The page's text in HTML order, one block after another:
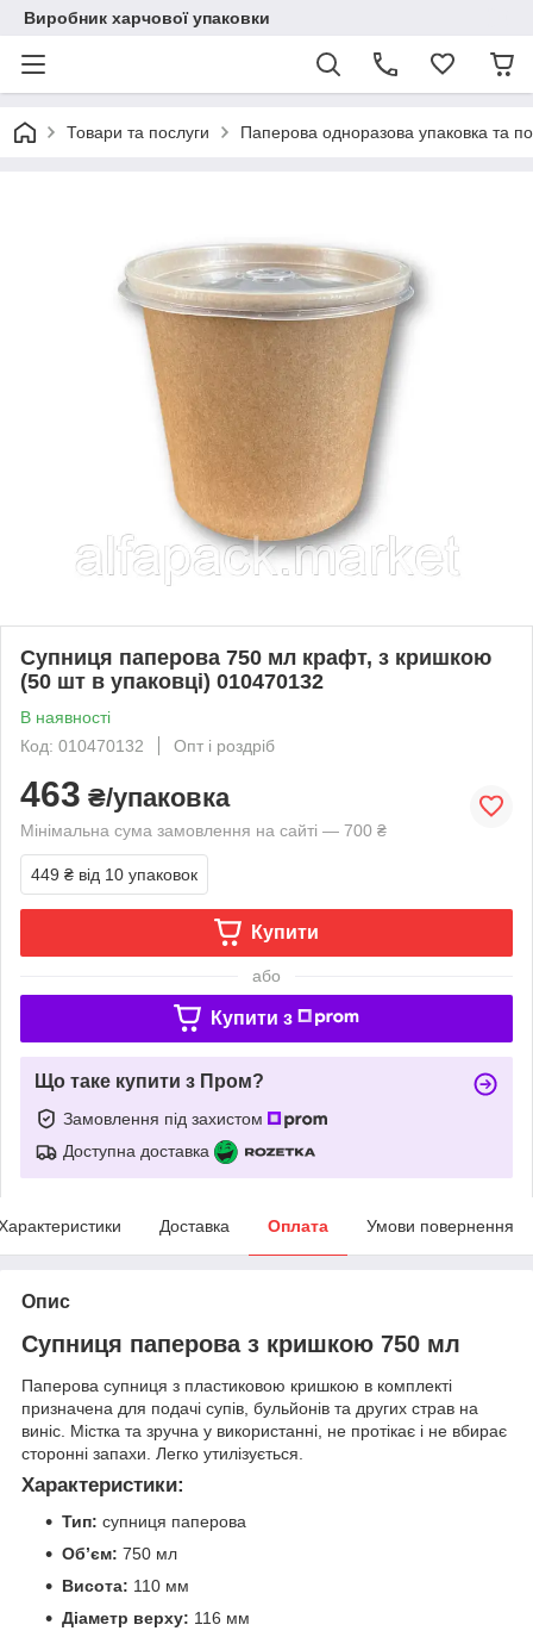
Виробник харчової упаковки
Товари та послуги Паперова одноразова упаковка та
Супниця паперова 750 мл крафт, з кришкою
(50 шт в упаковці) 010470132
В наявності
Код: 010470132
Опт і роздріб
463 ₴/упаковка
Мінімальна сума замовлення на сайті — 700 ₴
449 ₴ від 10 упаковок
Купити
або
Купити з
Що таке купити з Пром?
Замовлення під захистом
Доступна доставка
Доставка Оплата Умови повернення
Опис
Супниця паперова з кришкою 750 мл
Паперова супниця з пластиковою кришкою в комплекті
призначена для подачі супів, бульйонів та других страв на
виніс. Містка та зручна у використанні, не протікає і не вбирає
сторонні запахи. Легко утилізується.
Характеристики:
Тип: супниця паперова
Об’єм: 750 мл
Висота: 110 мм
Діаметр верху: 116 мм